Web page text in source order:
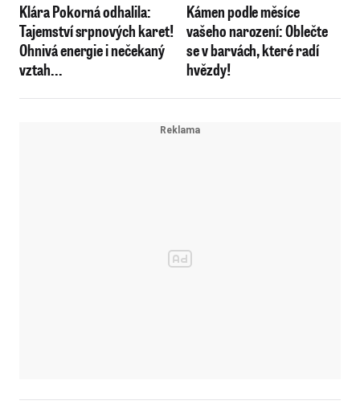
Klára Pokorná odhalila:
Tajemství srpnových karet!
Ohnivá energie i nečekaný
vztah...
Kámen podle měsíce
vašeho narození: Oblečte
se v barvách, které radí
hvězdy!